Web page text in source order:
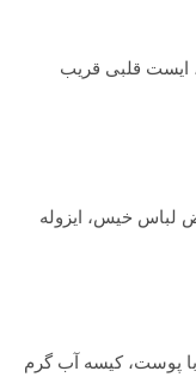
ایست قلبی قریب
لباس خیس، ایزوله
پوست، کیسه آب گرم